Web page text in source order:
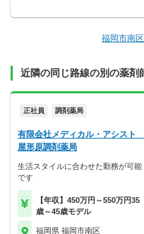
福岡市南
近隣の同じ路線の別の薬剤
正社員 調剤薬局
有限会社メディカル・アシスト
屋形原調剤薬局
生活スタイルに合わせた勤務が可能
です
【年収】450万円～550万円35
歳～45歳モデル
福岡県 福岡市南区